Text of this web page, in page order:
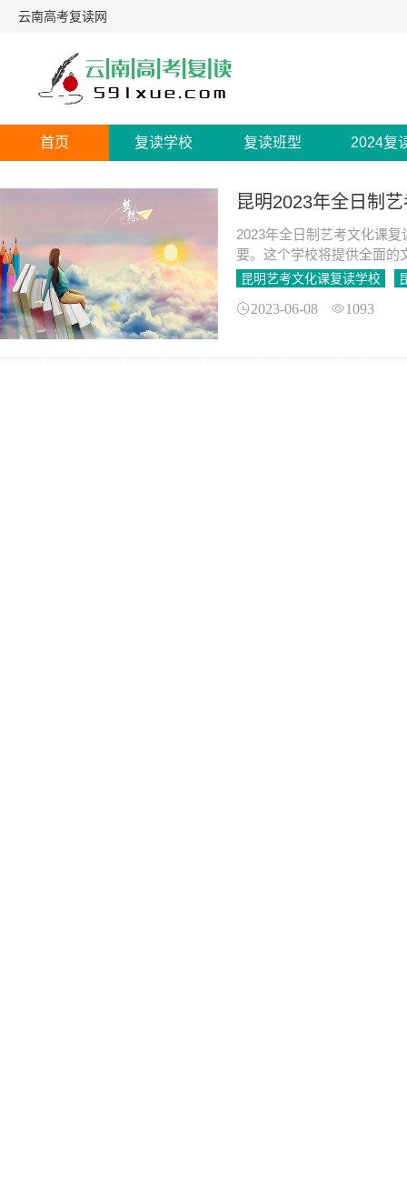
云南高考复读网
首页 复读学校 复读班型 2024复
昆明2023年全日制
2023年全日制艺考文化课
要。这个学校将提供全面的
训。对于那些没有经验或者
昆明艺考文化课复读学校
2023-06-08 1093